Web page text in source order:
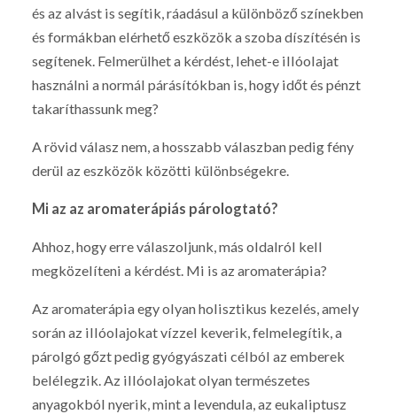
és az alvást is segítik, ráadásul a különböző színekben
és formákban elérhető eszközök a szoba díszítésén is
segítenek. Felmerülhet a kérdést, lehet-e illóolajat
használni a normál párásítókban is, hogy időt és pénzt
takaríthassunk meg?
A rövid válasz nem, a hosszabb válaszban pedig fény
derül az eszközök közötti különbségekre.
Mi az az aromaterápiás párologtató?
Ahhoz, hogy erre válaszoljunk, más oldalról kell
megközelíteni a kérdést. Mi is az aromaterápia?
Az aromaterápia egy olyan holisztikus kezelés, amely
során az illóolajokat vízzel keverik, felmelegítik, a
párolgó gőzt pedig gyógyászati célból az emberek
belélegzik. Az illóolajokat olyan természetes
anyagokból nyerik, mint a levendula, az eukaliptusz